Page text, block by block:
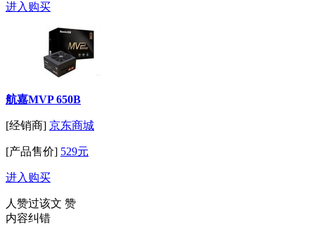
进入购买
航嘉MVP 650B
[经销商] 京东商城
[产品售价] 529元
进入购买
人赞过该文 赞
内容纠错